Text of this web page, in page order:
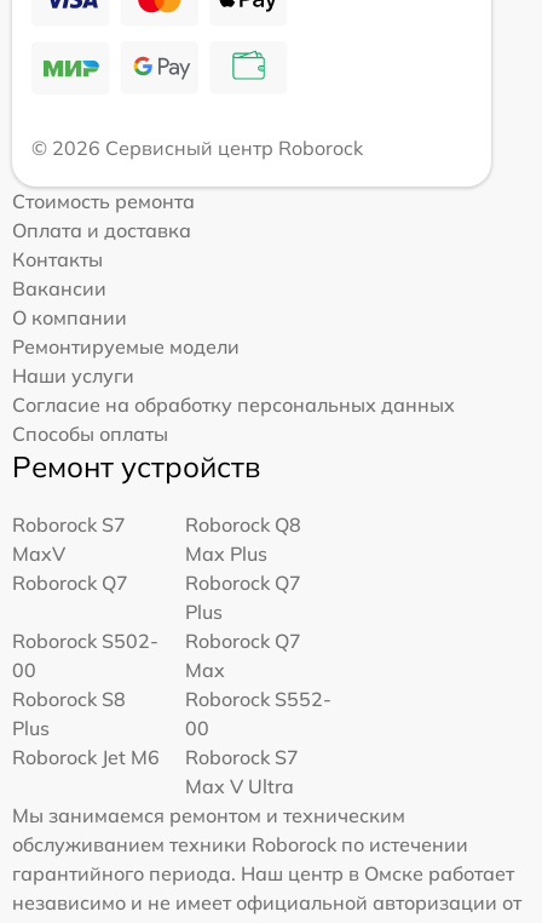
© 2026 Сервисный центр Roborock
Стоимость ремонта
Оплата и доставка
Контакты
Вакансии
О компании
Ремонтируемые модели
Наши услуги
Согласие на обработку персональных данных
Способы оплаты
Ремонт устройств
Roborock S7
MaxV
Roborock Q8
Max Plus
Roborock Q7
Roborock Q7
Plus
Roborock S502-
00
Roborock Q7
Max
Roborock S8
Plus
Roborock S552-
00
Roborock Jet M6
Roborock S7
Max V Ultra
Мы занимаемся ремонтом и техническим
обслуживанием техники Roborock по истечении
гарантийного периода. Наш центр в Омске работает
независимо и не имеет официальной авторизации от